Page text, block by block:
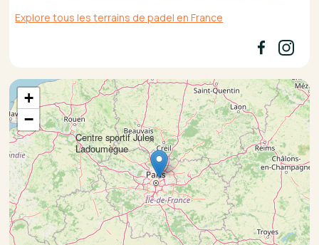
Explore tous les terrains de padel en France
Centre sportif Jules
Ladoumègue
×
+
−